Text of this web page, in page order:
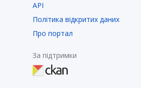
API
Політика відкритих даних
Про портал
За підтримки